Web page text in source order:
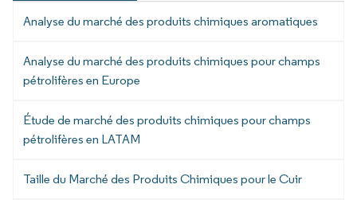
Analyse du marché des produits chimiques aromatiques
Analyse du marché des produits chimiques pour champs
pétrolifères en Europe
Étude de marché des produits chimiques pour champs
pétrolifères en LATAM
Taille du Marché des Produits Chimiques pour le Cuir